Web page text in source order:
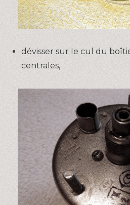
dévisser sur le cul du
centrales,